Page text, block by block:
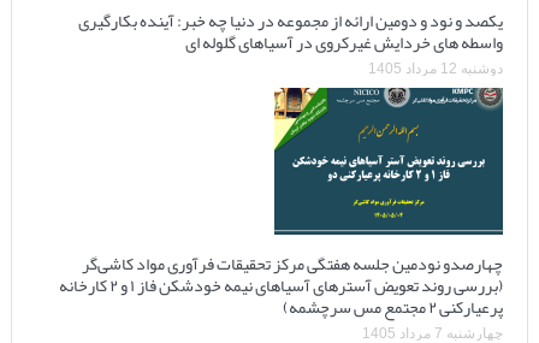
یکصد و نود و دومین ارائه از مجموعه در دنیا چه خبر: آینده بکارگیری
واسطه های خردایش غیرکروی در آسیاهای گلوله ای
دوشنبه 12 مرداد 1405
چهارصدو نودمین جلسه هفتگی مرکز تحقیقات فرآوری مواد کاشی‌گر
(بررسی روند تعویض آسترهای آسیاهای نیمه خودشکن فاز ۱ و ۲ کارخانه
پرعیارکنی ۲ مجتمع مس سرچشمه)
چهارشنبه 7 مرداد 1405